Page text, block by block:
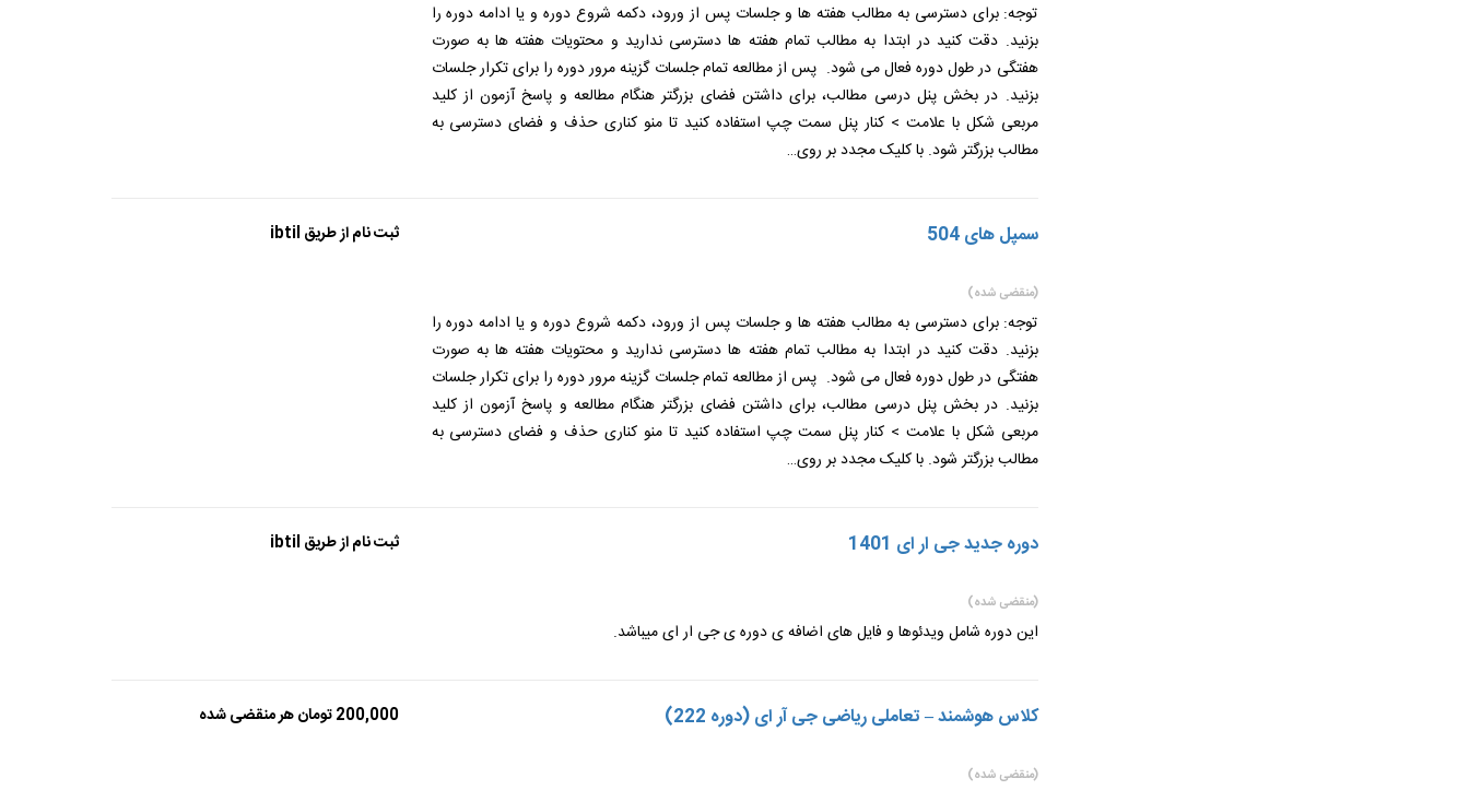
توجه: برای دسترسی به مطالب هفته ها و جلسات پس از ورود، دکمه شروع دوره و یا ادامه دوره را
بزنید. دقت کنید در ابتدا به مطالب تمام هفته ها دسترسی ندارید و محتویات هفته ها به صورت
هفتگی در طول دوره فعال می شود. پس از مطالعه تمام جلسات گزینه مرور دوره را برای تکرار جلسات
بزنید. در بخش پنل درسی مطالب، برای داشتن فضای بزرگتر هنگام مطالعه و پاسخ آزمون از کلید
مربعی شکل با علامت > کنار پنل سمت چپ استفاده کنید تا منو کناری حذف و فضای دسترسی به
مطالب بزرگتر شود. با کلیک مجدد بر روی…
سمپل های 504
(منقضی شده)
توجه: برای دسترسی به مطالب هفته ها و جلسات پس از ورود، دکمه شروع دوره و یا ادامه دوره را
بزنید. دقت کنید در ابتدا به مطالب تمام هفته ها دسترسی ندارید و محتویات هفته ها به صورت
هفتگی در طول دوره فعال می شود. پس از مطالعه تمام جلسات گزینه مرور دوره را برای تکرار جلسات
بزنید. در بخش پنل درسی مطالب، برای داشتن فضای بزرگتر هنگام مطالعه و پاسخ آزمون از کلید
مربعی شکل با علامت > کنار پنل سمت چپ استفاده کنید تا منو کناری حذف و فضای دسترسی به
مطالب بزرگتر شود. با کلیک مجدد بر روی…
ثبت نام از طریق ibtil
دوره جدید جی ار ای 1401
(منقضی شده)
این دوره شامل ویدئوها و فایل های اضافه ی دوره ی جی ار ای میباشد.
ثبت نام از طریق ibtil
کلاس هوشمند – تعاملی ریاضی جی آر ای (دوره 222)
(منقضی شده)
200,000تومانهر منقضی شده